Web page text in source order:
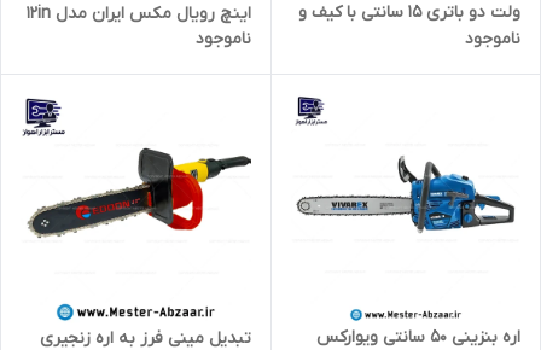
ولت دو باتری 15 سانتی با کیف و
گارانتی مدل CCS-2140 P.A.P
ناموجود
اینچ رویال مکس ایران مدل 12in
ROYALMAX IRAN
ناموجود
اره بنزینی 50 سانتی ویوارکس تبدیل مینی فرز به اره زنجیری